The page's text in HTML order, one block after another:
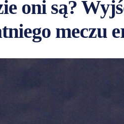
oni są?
meczu